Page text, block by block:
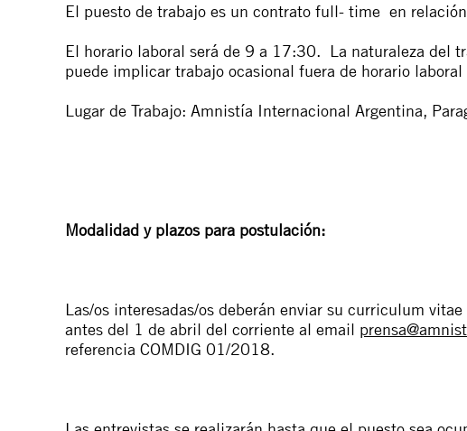
El puesto de trabajo es un contrato full- time en
El horario laboral será de 9 a 17:30. La naturaleza del
puede implicar trabajo ocasional fuera de horario
Lugar de Trabajo: Amnistía Internacional Argentina,
Modalidad y plazos para postulación:
Las/os interesadas/os deberán enviar su curriculum
antes del 1 de abril del corriente al email
referencia COMDIG 01/2018.